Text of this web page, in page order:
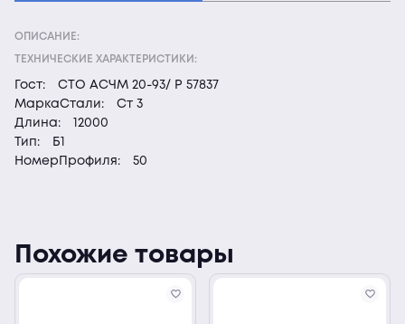
ОПИСАНИЕ:
ТЕХНИЧЕСКИЕ ХАРАКТЕРИСТИКИ:
Гост:
СТО АСЧМ 20-93/ Р 57837
МаркаСтали:
Ст 3
Длина:
12000
Тип:
Б1
НомерПрофиля:
50
Похожие товары